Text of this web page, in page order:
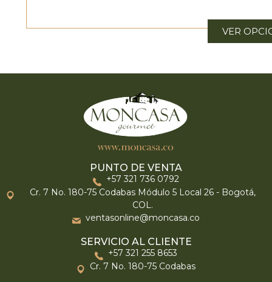
VER
PUNTO DE VENTA
+57 321 736 0792
Cr. 7 No. 180-75 Codabas Módulo 5 Local 26 - Bogotá,
COL.
ventasonline@moncasa.co
SERVICIO AL CLIENTE
+57 321 255 8653
Cr. 7 No. 180-75 Codabas